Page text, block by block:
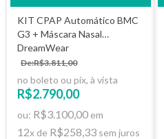
KIT CPAP Automático BMC
G3 + Máscara Nasal
DreamWear
De:R$3.811,00
no boleto ou pix, à vista
R$2.790,00
ou: R$3.100,00 em
12x de R$258,33 sem juros